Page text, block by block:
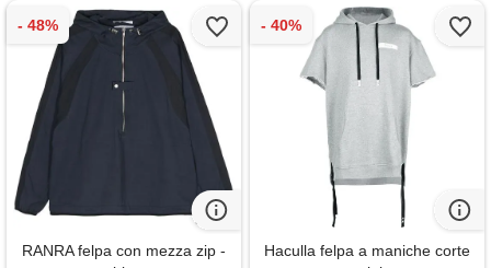
RANRA felpa con mezza zip -
Haculla felpa a maniche corte